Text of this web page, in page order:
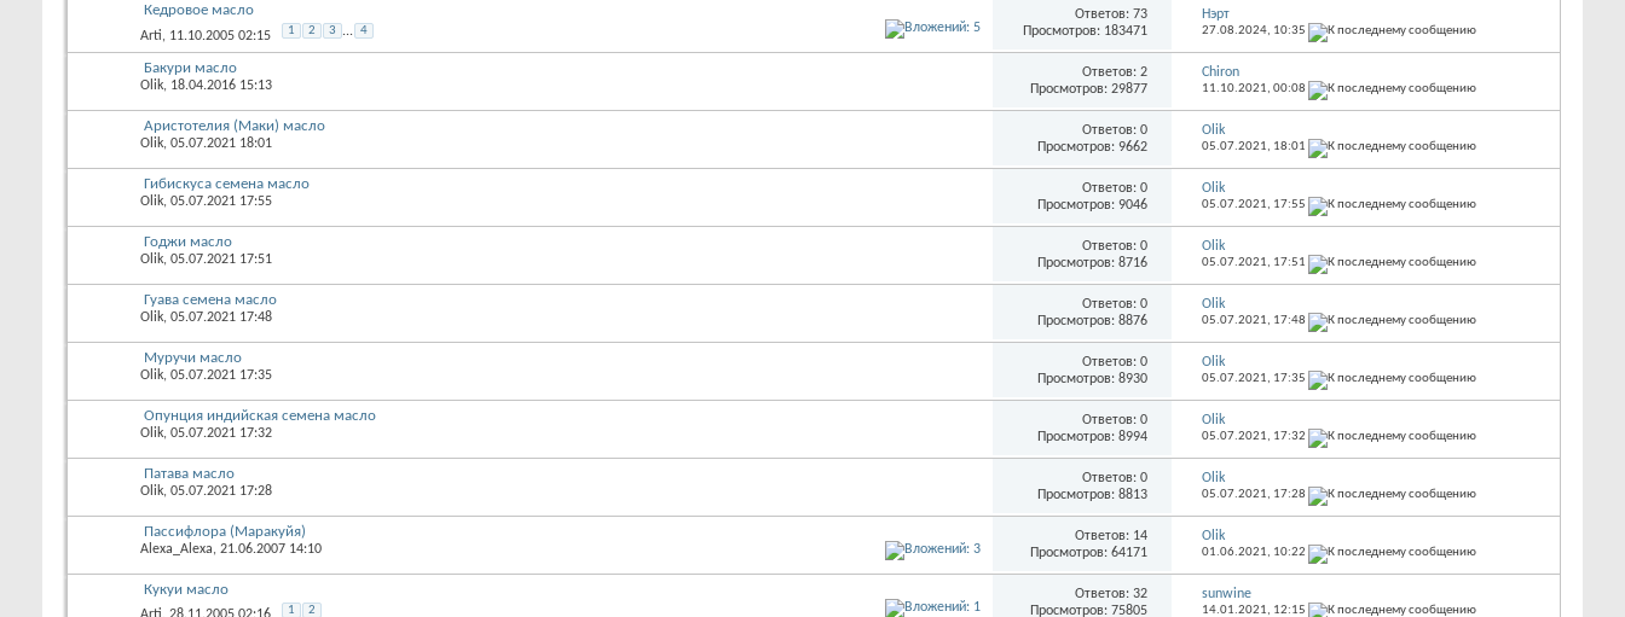
Кедровое масло
Arti, 11.10.2005 02:15 1 2 3 ... 4
Ответов: 73
Просмотров: 183471
Нэрт
27.08.2024, 10:35
Бакури масло
Olik, 18.04.2016 15:13
Ответов: 2
Просмотров: 29877
Chiron
11.10.2021, 00:08
Аристотелия (Маки) масло
Olik, 05.07.2021 18:01
Ответов: 0
Просмотров: 9662
Olik
05.07.2021, 18:01
Гибискуса семена масло
Olik, 05.07.2021 17:55
Ответов: 0
Просмотров: 9046
Olik
05.07.2021, 17:55
Годжи масло
Olik, 05.07.2021 17:51
Ответов: 0
Просмотров: 8716
Olik
05.07.2021, 17:51
Гуава семена масло
Olik, 05.07.2021 17:48
Ответов: 0
Просмотров: 8876
Olik
05.07.2021, 17:48
Муручи масло
Olik, 05.07.2021 17:35
Ответов: 0
Просмотров: 8930
Olik
05.07.2021, 17:35
Опунция индийская семена масло
Olik, 05.07.2021 17:32
Ответов: 0
Просмотров: 8994
Olik
05.07.2021, 17:32
Патава масло
Olik, 05.07.2021 17:28
Ответов: 0
Просмотров: 8813
Olik
05.07.2021, 17:28
Пассифлора (Маракуйя)
Alexa_Alexa, 21.06.2007 14:10
Ответов: 14
Просмотров: 64171
Olik
01.06.2021, 10:22
Кукуи масло
1 2
Ответов: 32
Просмотров: 75805
sunwine
14.01.2021, 12:15